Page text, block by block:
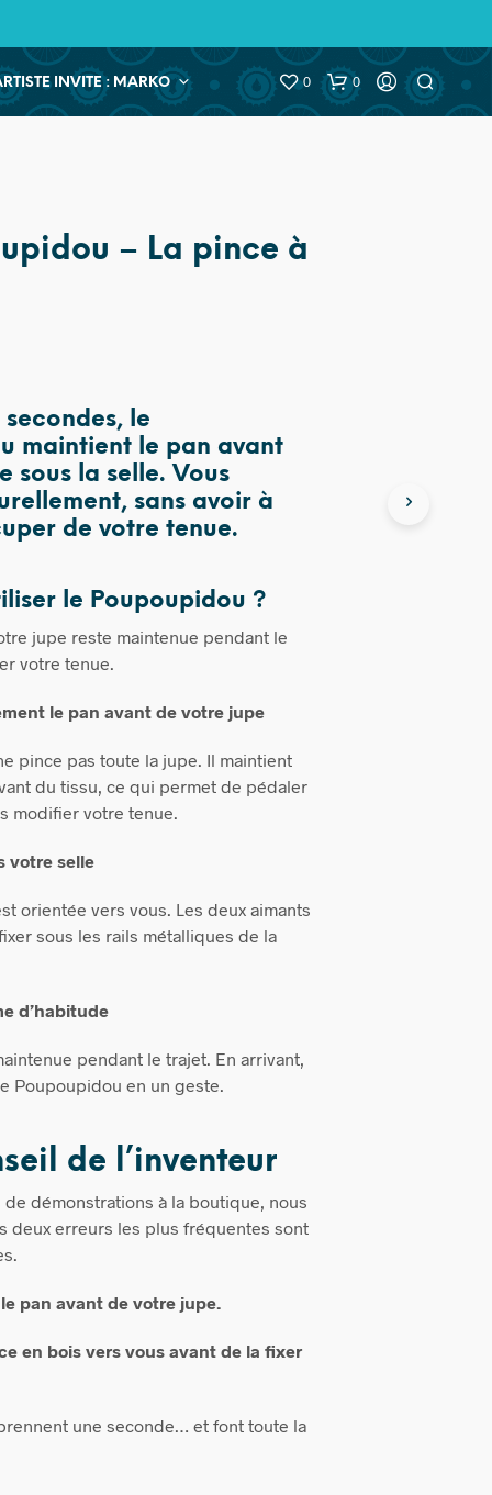
INVITE : MARKO 0 0
– La pince à
secondes, le
maintient le pan avant
sous la selle. Vous
sans avoir à
de votre tenue.
le Poupoupidou ?
jupe reste maintenue pendant le
votre tenue.
le pan avant de votre jupe
pince pas toute la jupe. Il maintient
du tissu, ce qui permet de pédaler
modifier votre tenue.
votre selle
orientée vers vous. Les deux aimants
sous les rails métalliques de la
d’habitude
pendant le trajet. En arrivant,
Poupoupidou en un geste.
de l’inventeur
démonstrations à la boutique, nous
deux erreurs les plus fréquentes sont
pan avant de votre jupe.
en bois vers vous avant de la fixer
une seconde… et font toute la